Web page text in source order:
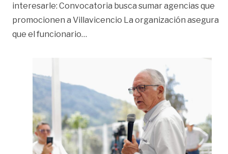
interesarle: Convocatoria busca sumar agencias que
promocionen a Villavicencio La organización asegura
que el funcionario…